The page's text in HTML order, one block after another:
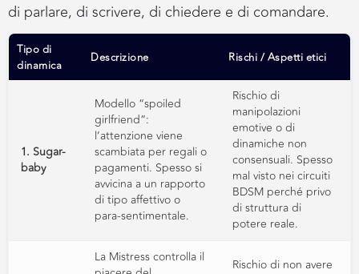
di parlare, di scrivere, di chiedere e di comandare.
Tipo di
dinamica
Descrizione Rischi / Aspetti etici
1. Sugar-
baby
Modello “spoiled
girlfriend”:
l’attenzione viene
scambiata per regali o
pagamenti. Spesso si
avvicina a un rapporto
di tipo affettivo o
para-sentimentale.
Rischio di
manipolazioni
emotive o di
dinamiche non
consensuali. Spesso
mal visto nei circuiti
BDSM perché privo
di struttura di
potere reale.
La Mistress controlla il
Rischio di non avere